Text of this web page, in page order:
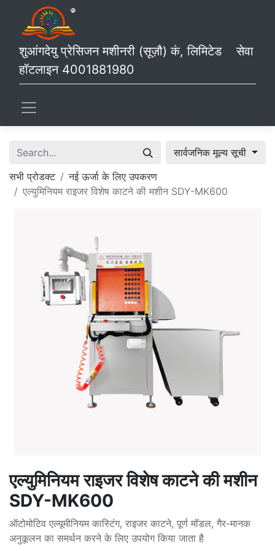
शुआंगदेयु प्रेसिजन मशीनरी (सूज़ौ) कं, लिमिटेड सेवा
हॉटलाइन 4001881980
सार्वजनिक मूल्य सूची
सभी प्रोडक्ट
नई ऊर्जा के लिए उपकरण
एल्युमिनियम राइजर विशेष काटने की मशीन SDY-MK600
एल्युमिनियम राइजर विशेष काटने की मशीन
SDY-MK600
ऑटोमोटिव एल्यूमीनियम कास्टिंग, राइजर काटने, पूर्ण मॉडल, गैर-मानक
अनुकूलन का समर्थन करने के लिए उपयोग किया जाता है